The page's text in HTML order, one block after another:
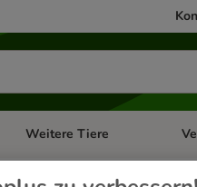
Kategorie-Menü öffnen:
Weitere Tiere